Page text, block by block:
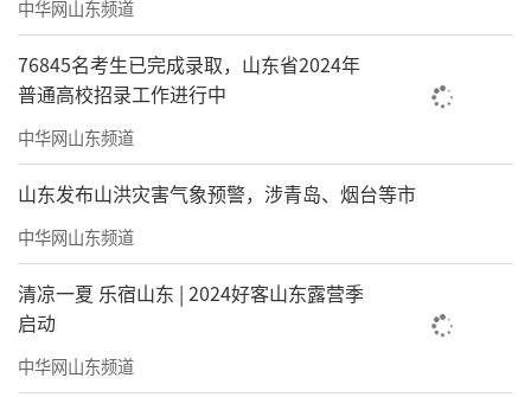
中华网山东频道
76845名考生已完成录取，山东省2024年
普通高校招录工作进行中
中华网山东频道
山东发布山洪灾害气象预警，涉青岛、烟台等市
中华网山东频道
清凉一夏 乐宿山东 | 2024好客山东露营季
启动
中华网山东频道